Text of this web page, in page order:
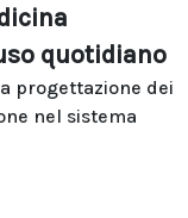
quotidiano
progettazione dei
nel sistema